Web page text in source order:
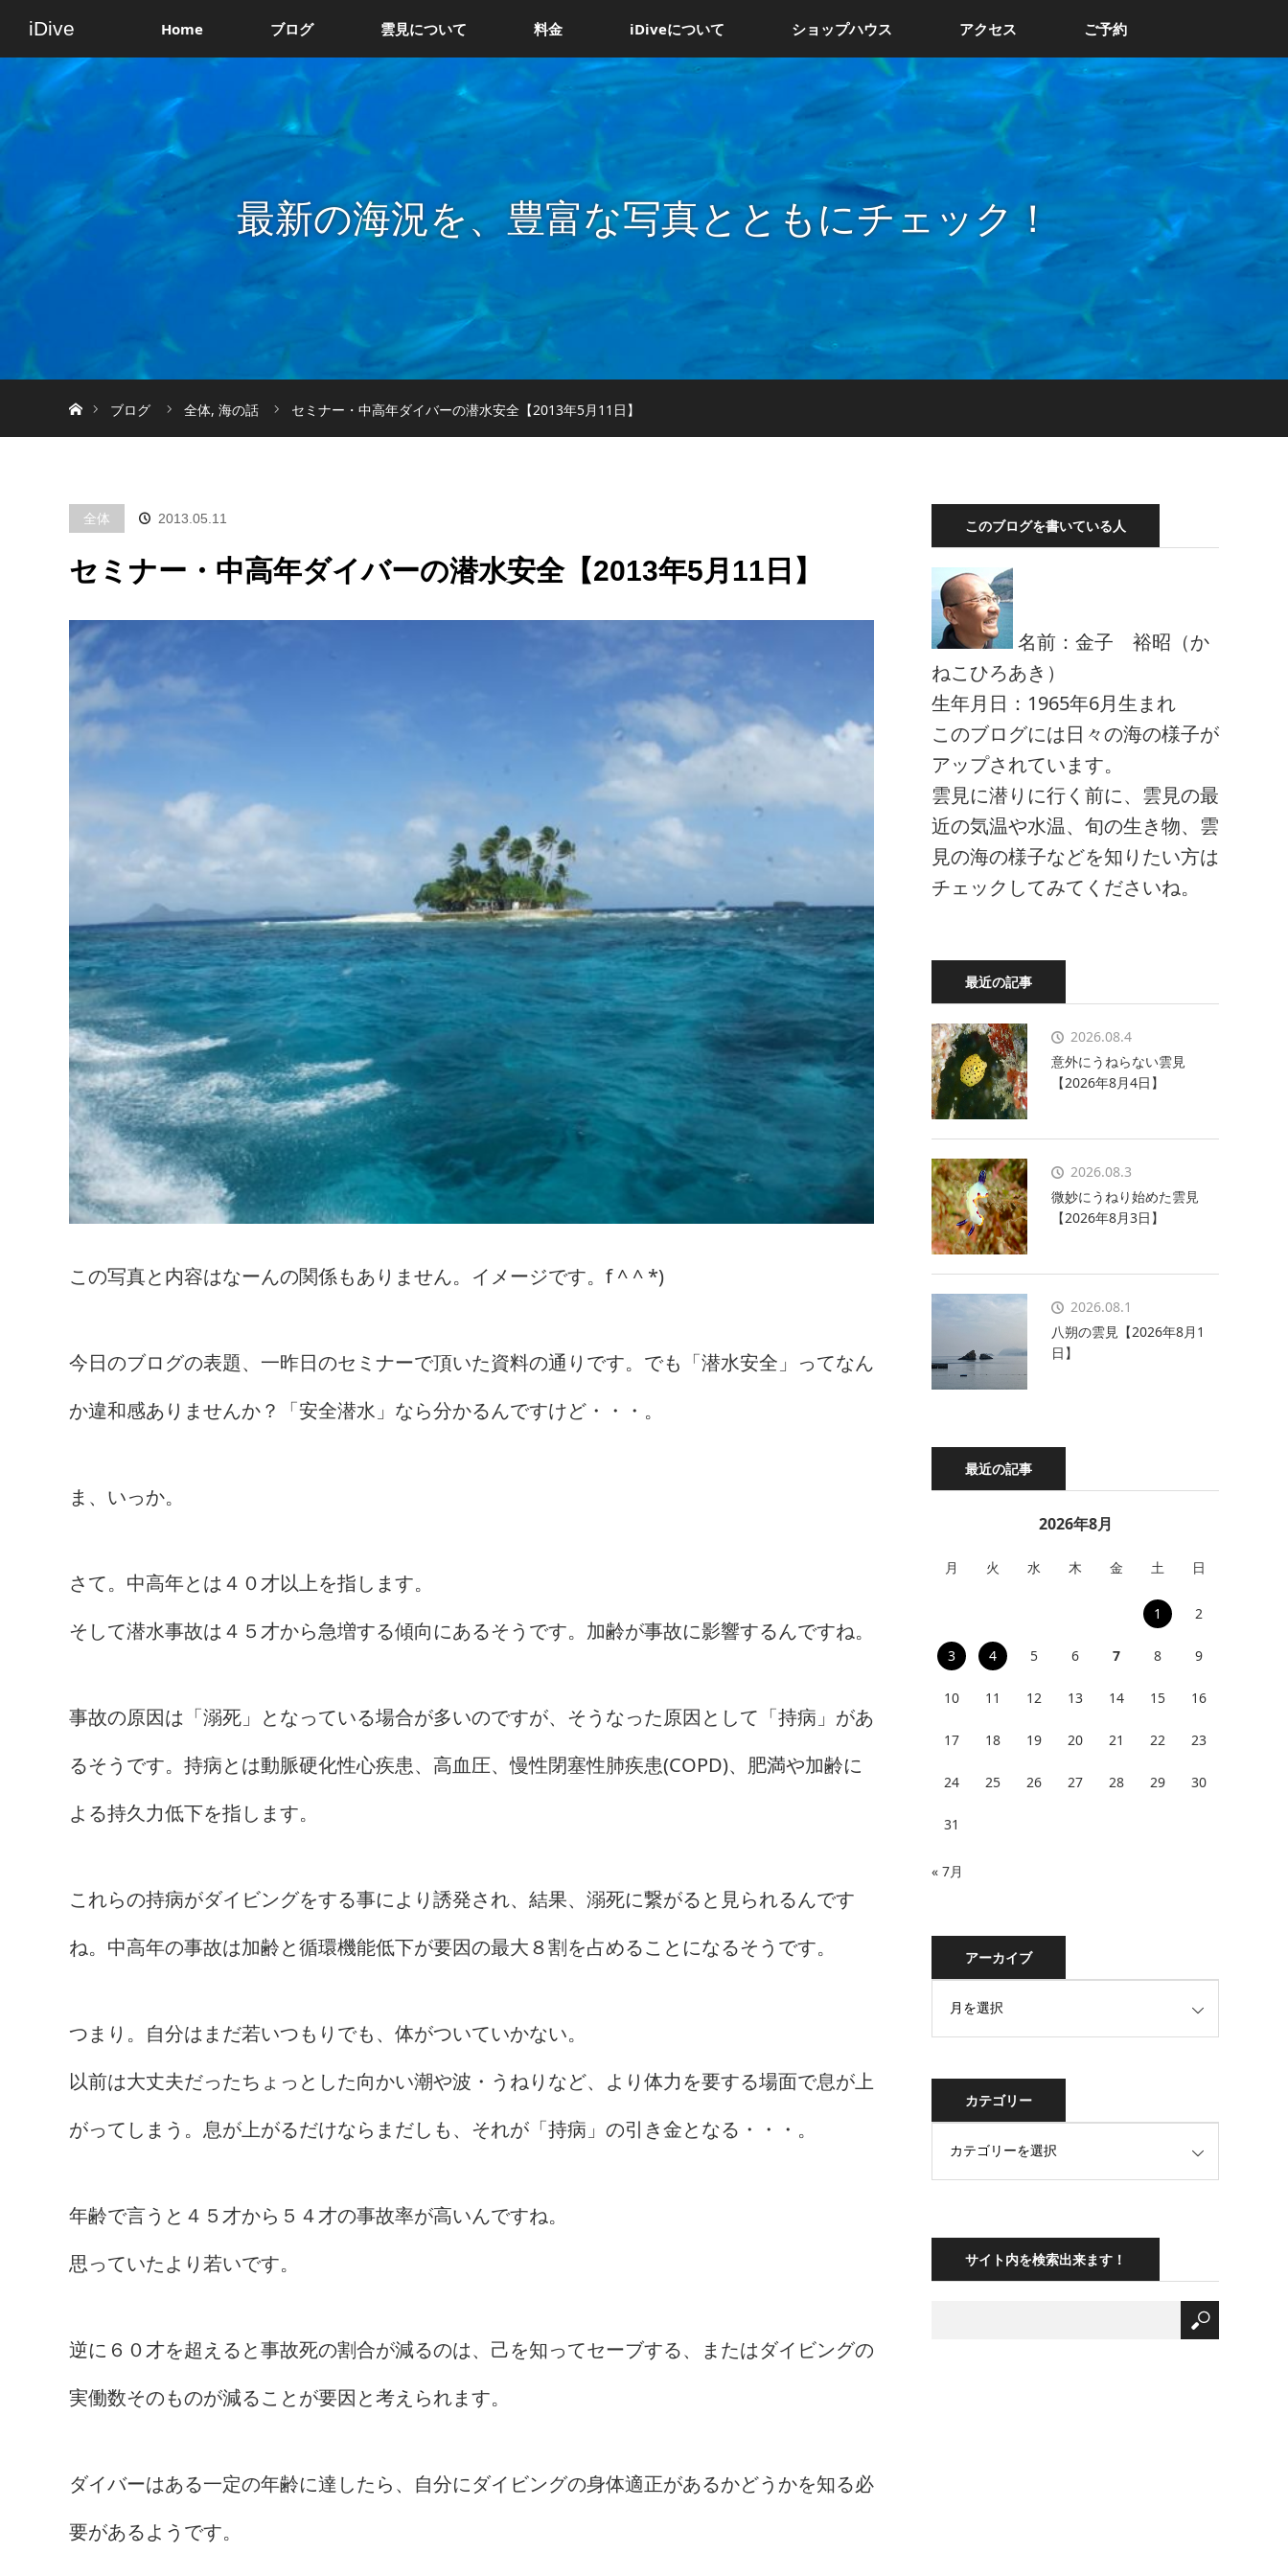
iDive Home ブログ 雲見について 料金 iDiveについて ショップハウス アクセス ご予約
最新の海況を、豊富な写真とともにチェック！
ブログ
全体, 海の話 セミナー・中高年ダイバーの潜水安全【2013年5月11日】
全体 2013.05.11
セミナー・中高年ダイバーの潜水安全【2013年5月11日】
この写真と内容はなーんの関係もありません。イメージです。f ^ ^ *)
今日のブログの表題、一昨日のセミナーで頂いた資料の通りです。でも「潜水安全」ってなん
か違和感ありませんか？「安全潜水」なら分かるんですけど・・・。
ま、いっか。
さて。中高年とは４０才以上を指します。
そして潜水事故は４５才から急増する傾向にあるそうです。加齢が事故に影響するんですね。
事故の原因は「溺死」となっている場合が多いのですが、そうなった原因として「持病」があ
るそうです。持病とは動脈硬化性心疾患、高血圧、慢性閉塞性肺疾患(COPD)、肥満や加齢に
よる持久力低下を指します。
これらの持病がダイビングをする事により誘発され、結果、溺死に繋がると見られるんです
ね。中高年の事故は加齢と循環機能低下が要因の最大８割を占めることになるそうです。
つまり。自分はまだ若いつもりでも、体がついていかない。
以前は大丈夫だったちょっとした向かい潮や波・うねりなど、より体力を要する場面で息が上
がってしまう。息が上がるだけならまだしも、それが「持病」の引き金となる・・・。
年齢で言うと４５才から５４才の事故率が高いんですね。
思っていたより若いです。
逆に６０才を超えると事故死の割合が減るのは、己を知ってセーブする、またはダイビングの
実働数そのものが減ることが要因と考えられます。
ダイバーはある一定の年齢に達したら、自分にダイビングの身体適正があるかどうかを知る必
要があるようです。
このブログを書いている人
名前：金子 裕昭（か
ねこひろあき）
生年月日：1965年6月生まれ
このブログには日々の海の様子が
アップされています。
雲見に潜りに行く前に、雲見の最
近の気温や水温、旬の生き物、雲
見の海の様子などを知りたい方は
チェックしてみてくださいね。
最近の記事
2026.08.4
意外にうねらない雲見
【2026年8月4日】
2026.08.3
微妙にうねり始めた雲見
【2026年8月3日】
2026.08.1
八朔の雲見【2026年8月1
日】
最近の記事
2026年8月
月 火 水 木 金 土 日
1 2
3 4 5 6 7 8 9
10 11 12 13 14 15 16
17 18 19 20 21 22 23
24 25 26 27 28 29 30
31
« 7月
アーカイブ
カテゴリー
サイト内を検索出来ます！